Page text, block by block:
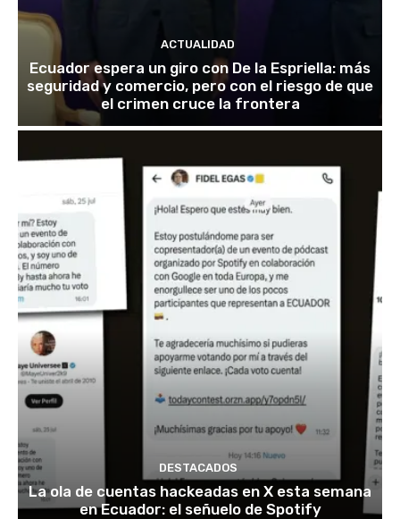
ACTUALIDAD
Ecuador espera un giro con De la Espriella: más
seguridad y comercio, pero con el riesgo de que
el crimen cruce la frontera
DESTACADOS
La ola de cuentas hackeadas en X esta semana
en Ecuador: el señuelo de Spotify